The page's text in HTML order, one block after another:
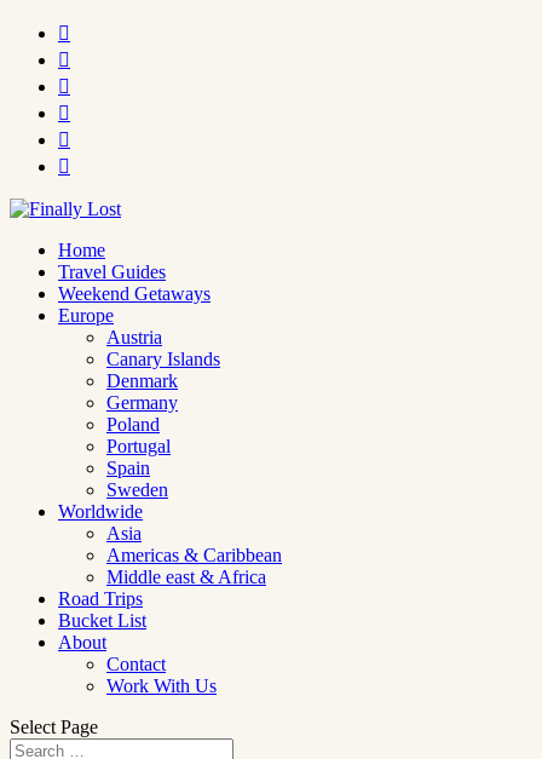






Home
Travel Guides
Weekend Getaways
Europe
Austria
Canary Islands
Denmark
Germany
Poland
Portugal
Spain
Sweden
Worldwide
Asia
Americas & Caribbean
Middle east & Africa
Road Trips
Bucket List
About
Contact
Work With Us
Select Page